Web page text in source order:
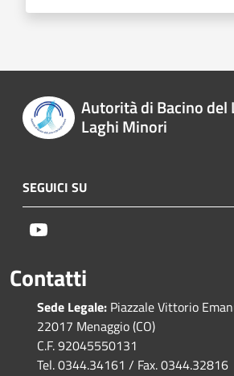
Autorità di Bacino del
Laghi Minori
SEGUICI SU
Contatti
Sede Legale: Piazzale Vittorio
22017 Menaggio (CO)
C.F. 92045550131
Tel. 0344.34161 / Fax. 0344.32816